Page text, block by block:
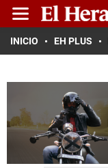
INICIO EH PLUS